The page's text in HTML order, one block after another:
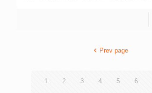
銅獎 聖嘉祿學校 最具創意獎 馬鞍山靈糧小
達大獎 關心空氣Caring U 作品設計公開賽（
分3公里、5公里及10公里；設有個人或親子
請可瀏覽網站dragonfoundation.net。 在啟
主演吳君如女士、編劇及導演尹志文先生、
Prev page
1 2 3 4 5 6